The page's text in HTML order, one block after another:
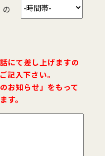
の
にて差し上げますの
記入下さい。
お知らせ」をもって
す。